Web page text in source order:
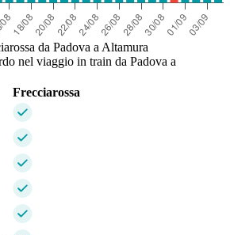
da Padova a Altamura
nel viaggio in train da Padova a
Frecciarossa